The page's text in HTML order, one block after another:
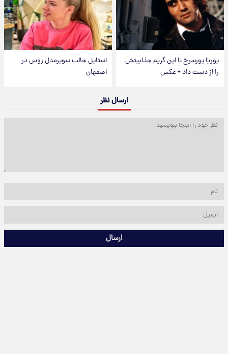
پوریا پورسرخ با این گریم جذابیتش
را از دست داد + عکس
استایل جالب سوپرمدل روس در
اصفهان
ارسال نظر
ارسال